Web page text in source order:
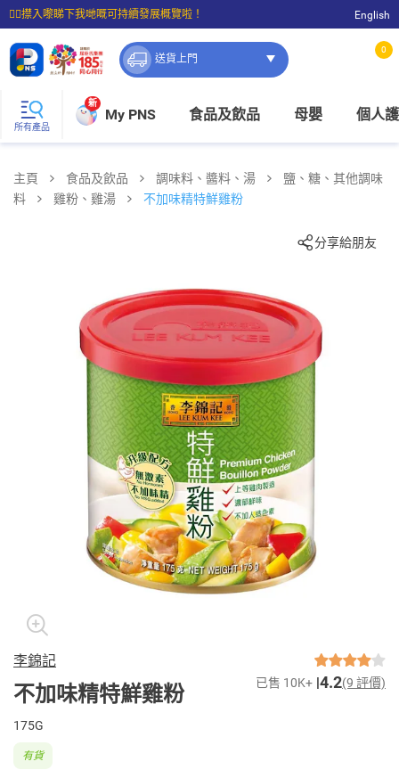
☝🏼㩒入嚟睇下我哋嘅可持續發展概覽啦！
⭐購物滿$399即享免費送貨；滿$100即可免費店取。
English
送貨上門
0
所有產品
新
My PNS 食品及飲品 母嬰 個人
主頁 食品及飲品 調味料、醬料、湯
鹽、糖、其他調味
料
雞粉、雞湯 不加味精特鮮雞粉
分享給朋友
李錦記
不加味精特鮮雞粉 已售 10K+ 4.2(9 評價)
175G
有貨